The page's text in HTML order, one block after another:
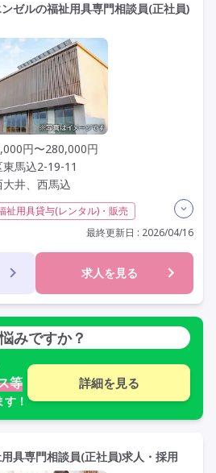
ゼルの福祉用具専門相談員(正社員)
円〜280,000円
馬込2-19-11
井、西馬込
祉用具貸与(レンタル)・販売
夜勤なし
常勤
給
年間休日110日以上
定年65歳以上
最終更新日 : 2026/04/16
求人を見る
みですか？
等
！
詳細を見る
具専門相談員(正社員)求人・採用